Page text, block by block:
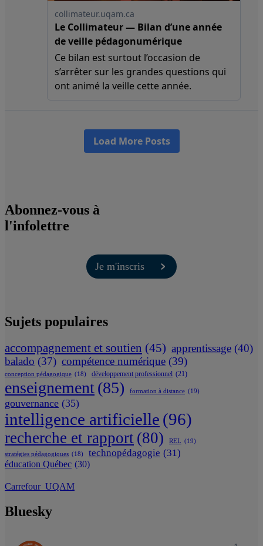
Abonnez-vous à
l'infolettre
Je m'inscris
Sujets populaires
accompagnement et soutien (45) apprentissage (40)
balado (37) compétence numérique (39)
conception pédagogique (18) développement professionnel (21)
enseignement(85) formation à distance (19)
gouvernance (35)
intelligence artificielle (96)
recherche et rapport (80) REL (19)
stratégies pédagogiques (18) technopédagogie (31)
éducation Québec (30)
Carrefour_UQAM
Bluesky